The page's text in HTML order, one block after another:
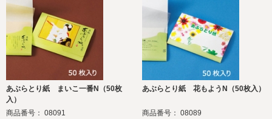
あぶらとり紙 まいこ一番N（50枚
入）
商品番号： 08091
あぶらとり紙 花もようN（50枚入）
商品番号： 08089